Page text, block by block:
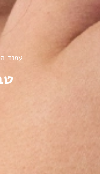
עמוד